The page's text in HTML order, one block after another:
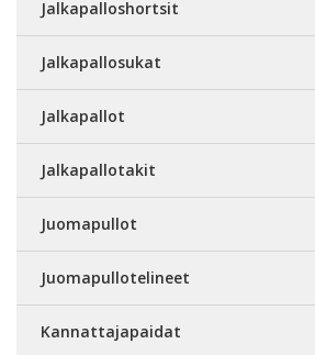
Jalkapalloshortsit
Jalkapallosukat
Jalkapallot
Jalkapallotakit
Juomapullot
Juomapullotelineet
Kannattajapaidat